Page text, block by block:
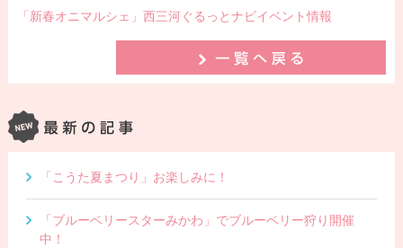
「新春オニマルシェ」西三河ぐるっとナビイベント情報
「こうた夏まつり」お楽しみに！
「ブルーベリースターみかわ」でブルーベリー狩り開催
中！